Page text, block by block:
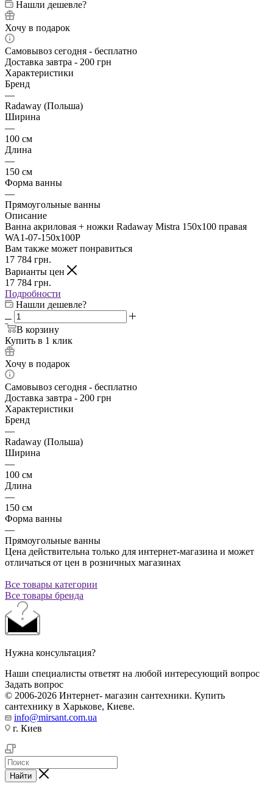
Нашли дешевле?
Хочу в подарок
Самовывоз сегодня - бесплатно
Доставка завтра - 200 грн
Характеристики
Бренд
—
Radaway (Польша)
Ширина
—
100 см
Длина
—
150 см
Форма ванны
—
Прямоугольные ванны
Описание
Ванна акриловая + ножки Radaway Mistra 150x100 правая
WA1-07-150x100P
Вам также может понравиться
17 784 грн.
Варианты цен
17 784 грн.
Подробности
Нашли дешевле?
В корзину
Купить в 1 клик
Хочу в подарок
Самовывоз сегодня - бесплатно
Доставка завтра - 200 грн
Характеристики
Бренд
—
Radaway (Польша)
Ширина
—
100 см
Длина
—
150 см
Форма ванны
—
Прямоугольные ванны
Цена действительна только для интернет-магазина и может
отличаться от цен в розничных магазинах
Все товары категории
Все товары бренда
Нужна консультация?
Наши специалисты ответят на любой интересующий вопрос
Задать вопрос
© 2006-2026 Интернет- магазин сантехники. Купить
сантехнику в Харькове, Киеве.
info@mirsant.com.ua
г. Киев
Найти